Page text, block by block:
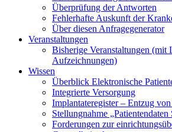
Überprüfung der Antworten
Fehlerhafte Auskunft der
Über diesen Anfragegenerator
Veranstaltungen
Bisherige Veranstaltungen (mit
Aufzeichnungen)
Wissen
Überblick Elektronische
Integrierte Versorgung
Implantateregister – Entzug
Stellungnahme „Patientendaten
Forderungen zur